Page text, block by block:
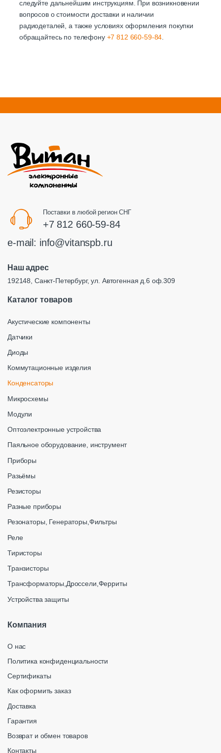
следуйте дальнейшим инструкциям. При возникновении
вопросов о стоимости доставки и наличии
радиодеталей, а также условиях оформления покупки
обращайтесь по телефону +7 812 660-59-84.
Поставки в любой регион СНГ
+7 812 660-59-84
e-mail: info@vitanspb.ru
Наш адрес
192148, Санкт-Петербург, ул. Автогенная д.6 оф.309
Каталог товаров
Акустические компоненты
Датчики
Диоды
Коммутационные изделия
Конденсаторы
Микросхемы
Модули
Оптоэлектронные устройства
Паяльное оборудование, инструмент
Приборы
Разьёмы
Резисторы
Разные приборы
Резонаторы, Генераторы,Фильтры
Реле
Тиристоры
Транзисторы
Трансформаторы,Дроссели,Ферриты
Устройства защиты
Компания
О нас
Политика конфиденциальности
Сертификаты
Как оформить заказ
Доставка
Гарантия
Возврат и обмен товаров
Контакты